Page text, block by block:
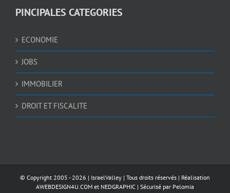
PINCIPALES CATEGORIES
ECONOMIE
JOBS
IMMOBILIER
DROIT ET FISCALITE
© Copyright 2005 -2026 | IsraelValley | Tous droits réservés | Réalisation
AWEBDESIGN4U.COM et NEDGRAPHIC | Sécurisé par Pelomia